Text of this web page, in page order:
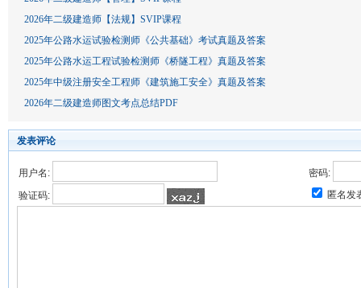
2026年二级建造师【法规】SVIP课程
2025年公路水运试验检测师《公共基础》考试真题及答案
2025年公路水运工程试验检测师《桥隧工程》真题及答案
2025年中级注册安全工程师《建筑施工安全》真题及答案
2026年二级建造师图文考点总结PDF
发表评论
用户名:
密码:
验证码:
匿名发